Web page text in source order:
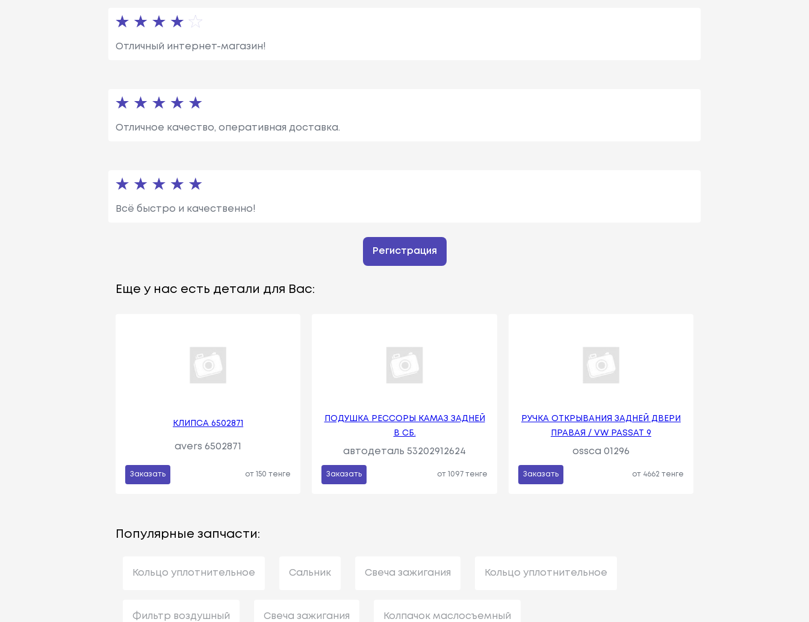
Отличный интернет-магазин!
Отличное качество, оперативная доставка.
Всё быстро и качественно!
Регистрация
Еще у нас есть детали для Вас:
КЛИПСА 6502871
avers 6502871
Заказать от 150 тенге
ПОДУШКА РЕССОРЫ КАМАЗ ЗАДНЕЙ
В СБ.
автодеталь 53202912624
Заказать от 1097 тенге
РУЧКА ОТКРЫВАНИЯ ЗАДНЕЙ ДВЕРИ
ПРАВАЯ / VW PASSAT 9
ossca 01296
Заказать от 4662 тенге
Популярные запчасти:
Кольцо уплотнительное Сальник Свеча зажигания Кольцо уплотнительное
Фильтр воздушный Свеча зажигания Колпачок маслосъемный